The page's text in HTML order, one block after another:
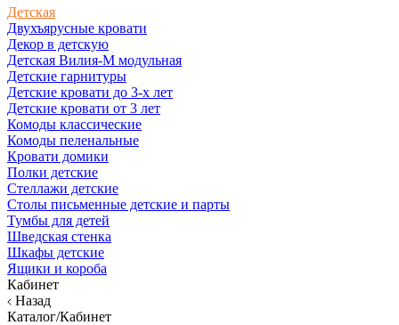
Детская
Двухъярусные кровати
Декор в детскую
Детская Вилия-М модульная
Детские гарнитуры
Детские кровати до 3-х лет
Детские кровати от 3 лет
Комоды классические
Комоды пеленальные
Кровати домики
Полки детские
Стеллажи детские
Столы письменные детские и парты
Тумбы для детей
Шведская стенка
Шкафы детские
Ящики и короба
Кабинет
Назад
Каталог/Кабинет